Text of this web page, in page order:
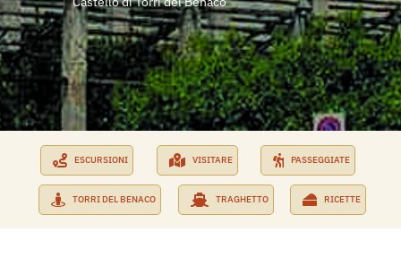
PRENOTA SUBITO
RICHIEDI PREVENTIVO
ESCURSIONI VISITARE PASSEGGIATE
TORRI DEL BENACO TRAGHETTO RICETTE